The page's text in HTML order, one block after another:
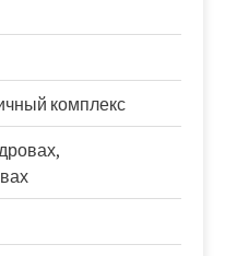
комплекс